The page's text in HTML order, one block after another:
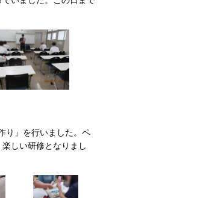
り」を行いました。ペ
しい研修となりまし